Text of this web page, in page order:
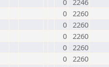
0 2246
0 2260
0 2260
0 2260
0 2260
0 2260